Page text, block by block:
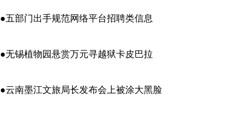
●五部门出手规范网络平台招聘类信息
●无锡植物园悬赏万元寻越狱卡皮巴拉
●云南墨江文旅局长发布会上被涂大黑脸